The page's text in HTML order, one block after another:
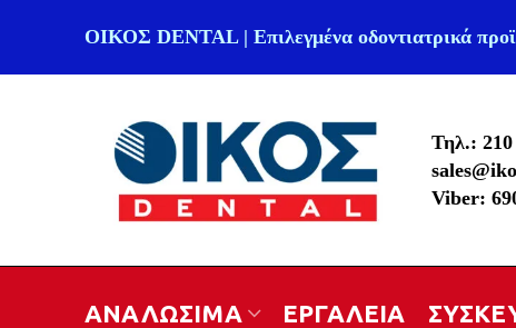
ΟΙΚΟΣ DENTAL | Επιλεγμένα οδοντιατρικά
Τηλ.: 210
Viber:
ΑΝΑΛΩΣΙΜΑ ΕΡΓΑΛΕΙΑ